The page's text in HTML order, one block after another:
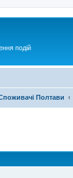
подій
Полтави